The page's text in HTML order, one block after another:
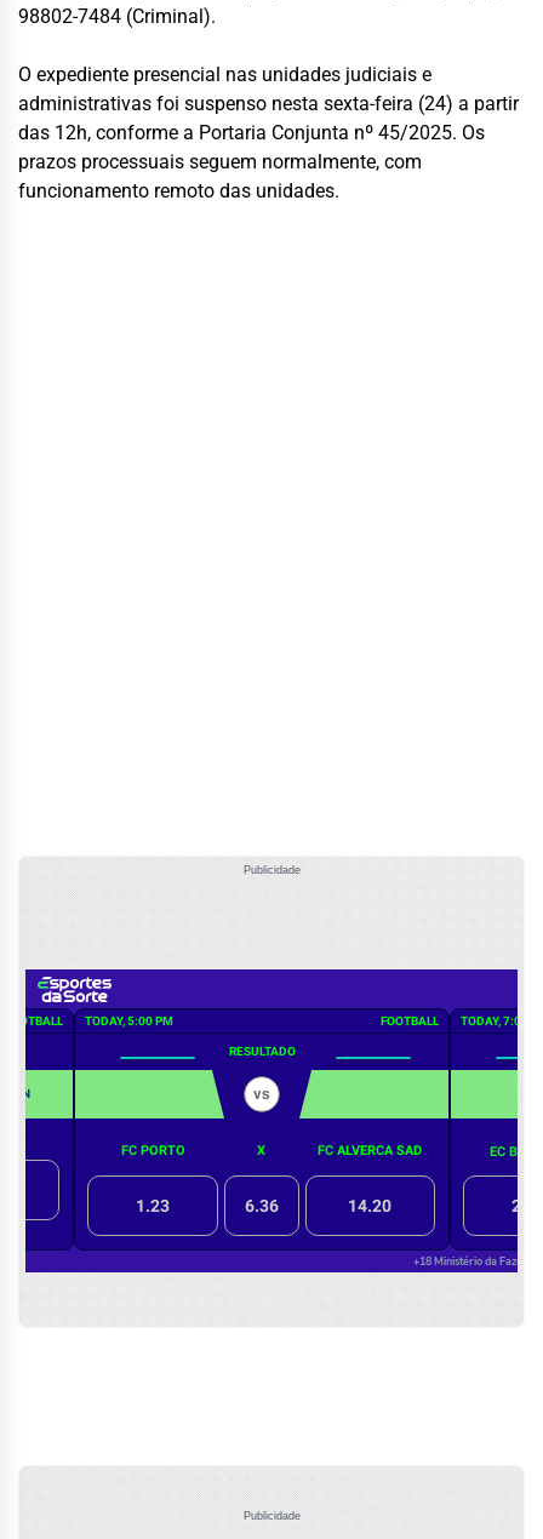
98802-7484 (Criminal).
O expediente presencial nas unidades judiciais e
administrativas foi suspenso nesta sexta-feira (24) a partir
das 12h, conforme a Portaria Conjunta nº 45/2025. Os
prazos processuais seguem normalmente, com
funcionamento remoto das unidades.
Publicidade
Publicidade